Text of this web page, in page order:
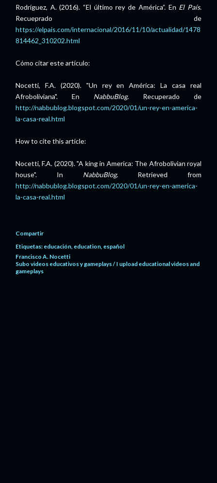
Rodríguez, A. (2016). “El último rey de América”. En El País.
Recueprado de
https://elpais.com/internacional/2016/11/10/actualidad/1478
814462_310202.html
Cómo citar este artículo:
Nocetti, F.A. (2020). "Un rey en América: La casa real
Afroboliviana". En NabbuBlog. Recuperado de
http://nabbublog.blogspot.com/2020/01/un-rey-en-america-
la-casa-real.html
How to cite this article:
Nocetti, F.A. (2020). "A king in America: The Afrobolivian royal
house". In NabbuBlog. Retrieved from
http://nabbublog.blogspot.com/2020/01/un-rey-en-america-
la-casa-real.html
Compartir
Etiquetas: educación education español
Francisco A. Nocetti
Subo videos educativos y gameplays / I upload educational videos and
gameplays